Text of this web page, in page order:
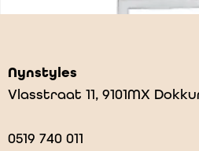
Nynstyles
Vlasstraat 11, 9101MX
0519 740 011